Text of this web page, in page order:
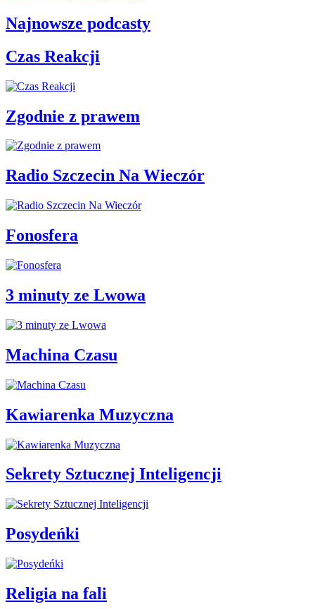
Najnowsze podcasty
Czas Reakcji
Zgodnie z prawem
Radio Szczecin Na Wieczór
Fonosfera
3 minuty ze Lwowa
Machina Czasu
Kawiarenka Muzyczna
Sekrety Sztucznej Inteligencji
Posydeńki
Religia na fali